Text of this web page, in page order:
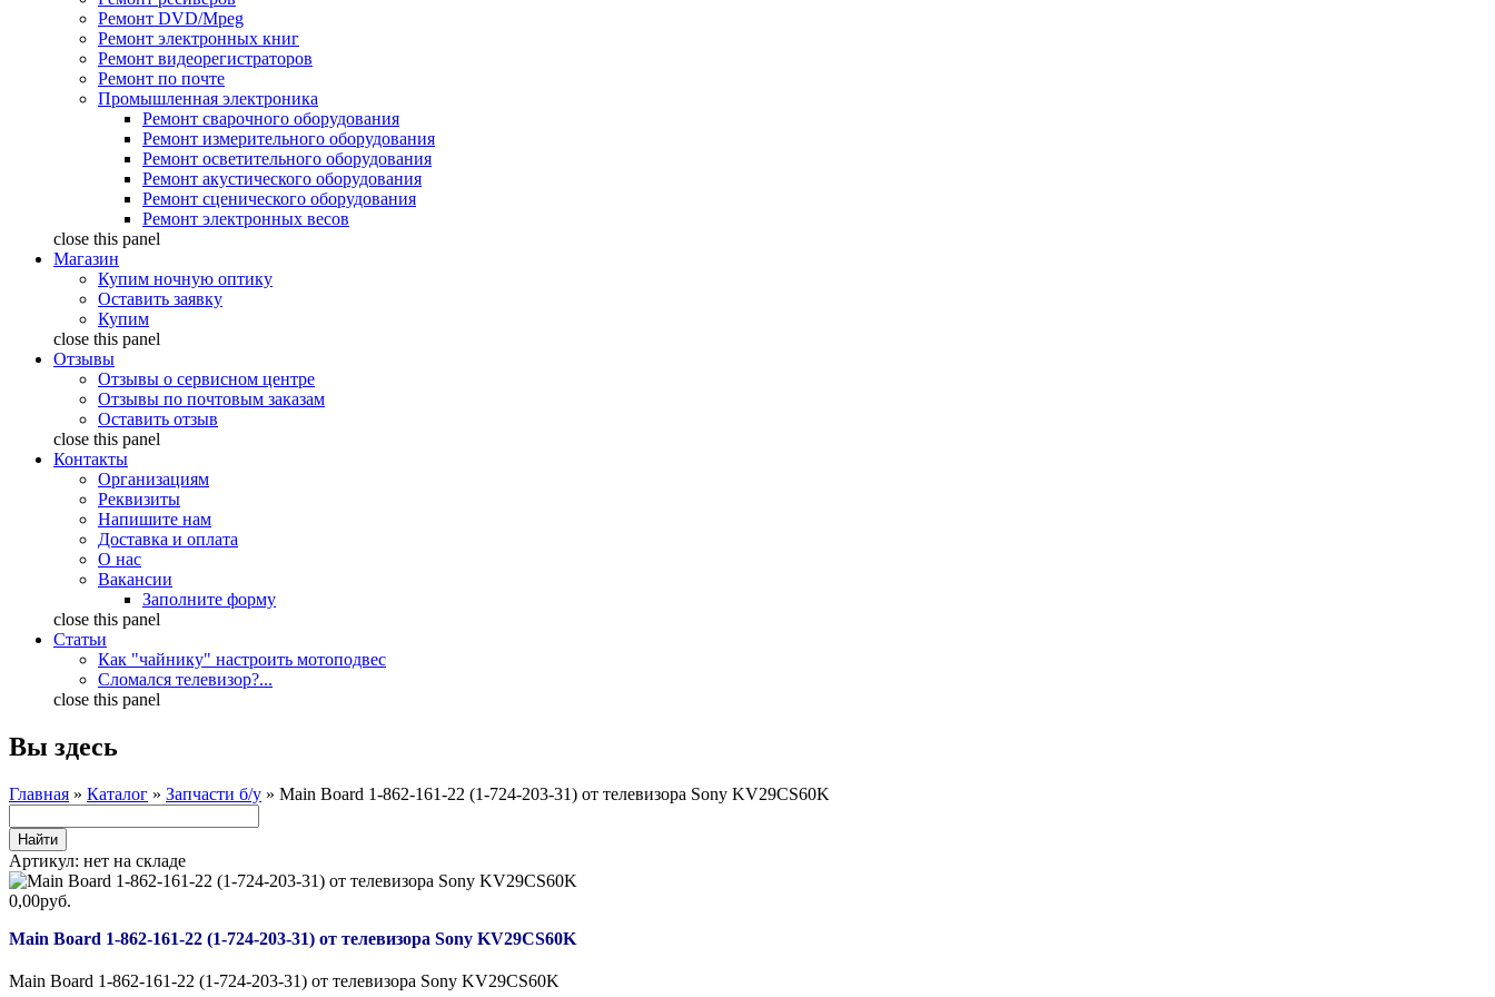
Ремонт DVD/Mpeg
Ремонт электронных книг
Ремонт видеорегистраторов
Ремонт по почте
Промышленная электроника
Ремонт сварочного оборудования
Ремонт измерительного оборудования
Ремонт осветительного оборудования
Ремонт акустического оборудования
Ремонт сценического оборудования
Ремонт электронных весов
close this panel
Магазин
Купим ночную оптику
Оставить заявку
Купим
close this panel
Отзывы
Отзывы о сервисном центре
Отзывы по почтовым заказам
Оставить отзыв
close this panel
Контакты
Организациям
Реквизиты
Напишите нам
Доставка и оплата
О нас
Вакансии
Заполните форму
close this panel
Статьи
Как "чайнику" настроить мотоподвес
Сломался телевизор?...
close this panel
Вы здесь
Главная » Каталог » Запчасти б/у » Main Board 1-862-161-22 (1-724-203-31) от телевизора Sony KV29CS60K
Артикул: нет на складе
0,00руб.
Main Board 1-862-161-22 (1-724-203-31) от телевизора Sony KV29CS60K
Main Board 1-862-161-22 (1-724-203-31) от телевизора Sony KV29CS60K